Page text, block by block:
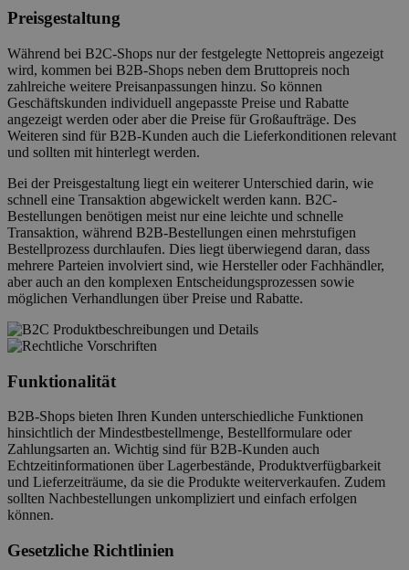
Preisgestaltung
Während bei B2C-Shops nur der festgelegte Nettopreis angezeigt
wird, kommen bei B2B-Shops neben dem Bruttopreis noch
zahlreiche weitere Preisanpassungen hinzu. So können
Geschäftskunden individuell angepasste Preise und Rabatte
angezeigt werden oder aber die Preise für Großaufträge. Des
Weiteren sind für B2B-Kunden auch die Lieferkonditionen relevant
und sollten mit hinterlegt werden.
Bei der Preisgestaltung liegt ein weiterer Unterschied darin, wie
schnell eine Transaktion abgewickelt werden kann. B2C-
Bestellungen benötigen meist nur eine leichte und schnelle
Transaktion, während B2B-Bestellungen einen mehrstufigen
Bestellprozess durchlaufen. Dies liegt überwiegend daran, dass
mehrere Parteien involviert sind, wie Hersteller oder Fachhändler,
aber auch an den komplexen Entscheidungsprozessen sowie
möglichen Verhandlungen über Preise und Rabatte.
Funktionalität
B2B-Shops bieten Ihren Kunden unterschiedliche Funktionen
hinsichtlich der Mindestbestellmenge, Bestellformulare oder
Zahlungsarten an. Wichtig sind für B2B-Kunden auch
Echtzeitinformationen über Lagerbestände, Produktverfügbarkeit
und Lieferzeiträume, da sie die Produkte weiterverkaufen. Zudem
sollten Nachbestellungen unkompliziert und einfach erfolgen
können.
Gesetzliche Richtlinien